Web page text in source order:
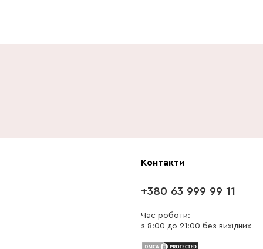
Контакти
+380 63 999 99 11
Час роботи:
з 8:00 до 21:00 без вихідних